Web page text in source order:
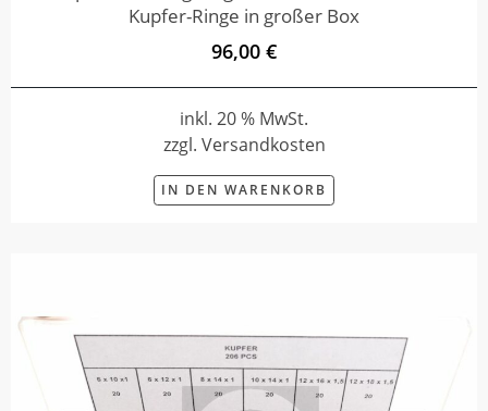
Kupfer-Ringe in großer Box
96,00 €
inkl. 20 % MwSt.
zzgl. Versandkosten
IN DEN WARENKORB